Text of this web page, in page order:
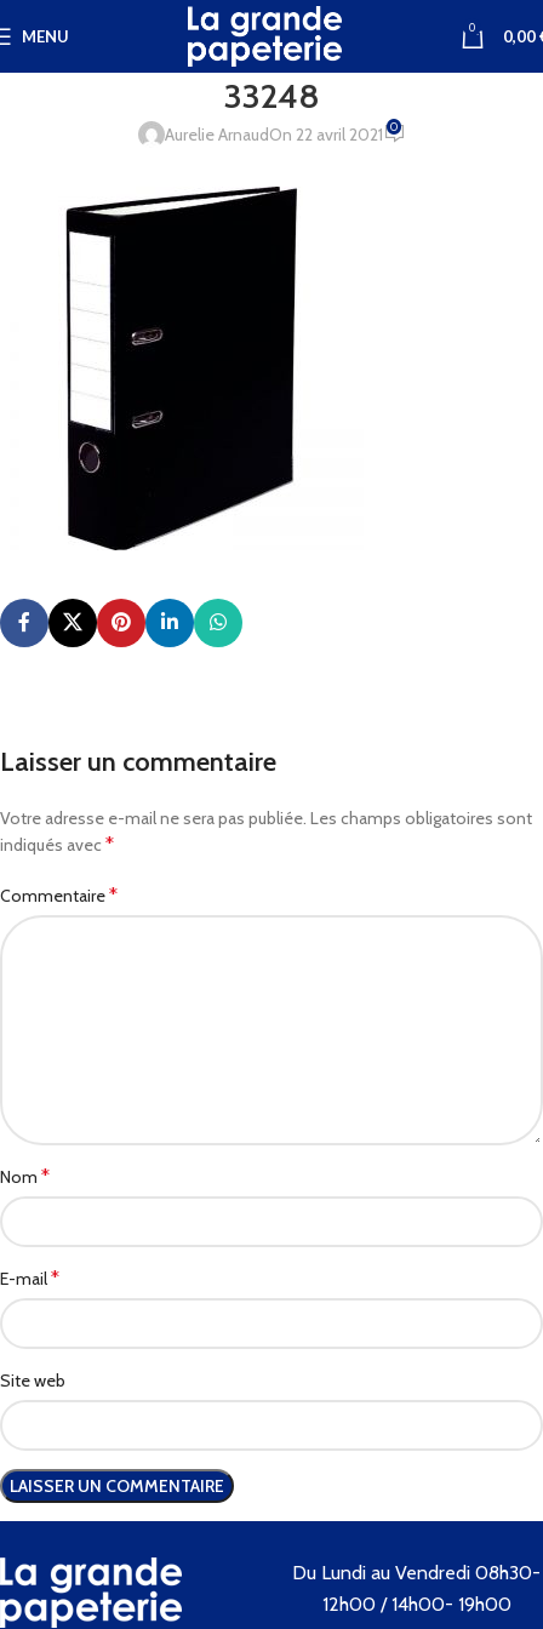
MENU 0 0,00
33248
Aurelie ArnaudOn 22 avril 2021 0
Laisser un commentaire
Votre adresse e-mail ne sera pas publiée. Les champs obligatoires sont
indiqués avec *
Commentaire*
Nom *
E-mail*
Site web
Du Lundi au Vendredi 08h30-
12h00 / 14h00- 19h00